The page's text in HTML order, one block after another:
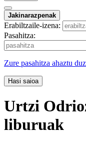
Jakinarazpenak
Erabiltzaile-izena:
Pasahitza:
Zure pasahitza ahaztu
Hasi saioa
Urtzi
liburuak